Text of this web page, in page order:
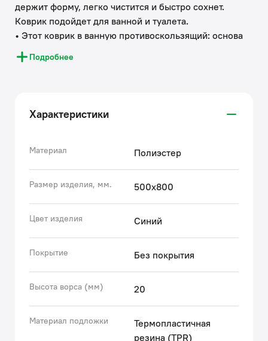
держит форму, легко чистится и быстро сохнет.
Коврик подойдет для ванной и туалета.
• Этот коврик в ванную противоскользящий: основа
из экологичной термопластичной резины (TPR)
позволяет не скользить на гладком и влажном
• Благодаря современным влагостойким материалам
и качественной обработке краев коврик не потеряет
привлекательным как в день покупки.
при температуре до 40 градусов с жидким моющим
средством; не сушить на батарее, избегать
солнечных лучей.
Гарантия на текстильные аксессуары IDDIS® – 1 год.
(с) Авторский текст, август 2023 г.
Подробнее
Характеристики
Материал Полиэстер
Размер изделия, мм. 500х800
Цвет изделия Синий
Покрытие Без покрытия
Высота ворса (мм) 20
Материал подложки
Термопластичная
резина (TPR)